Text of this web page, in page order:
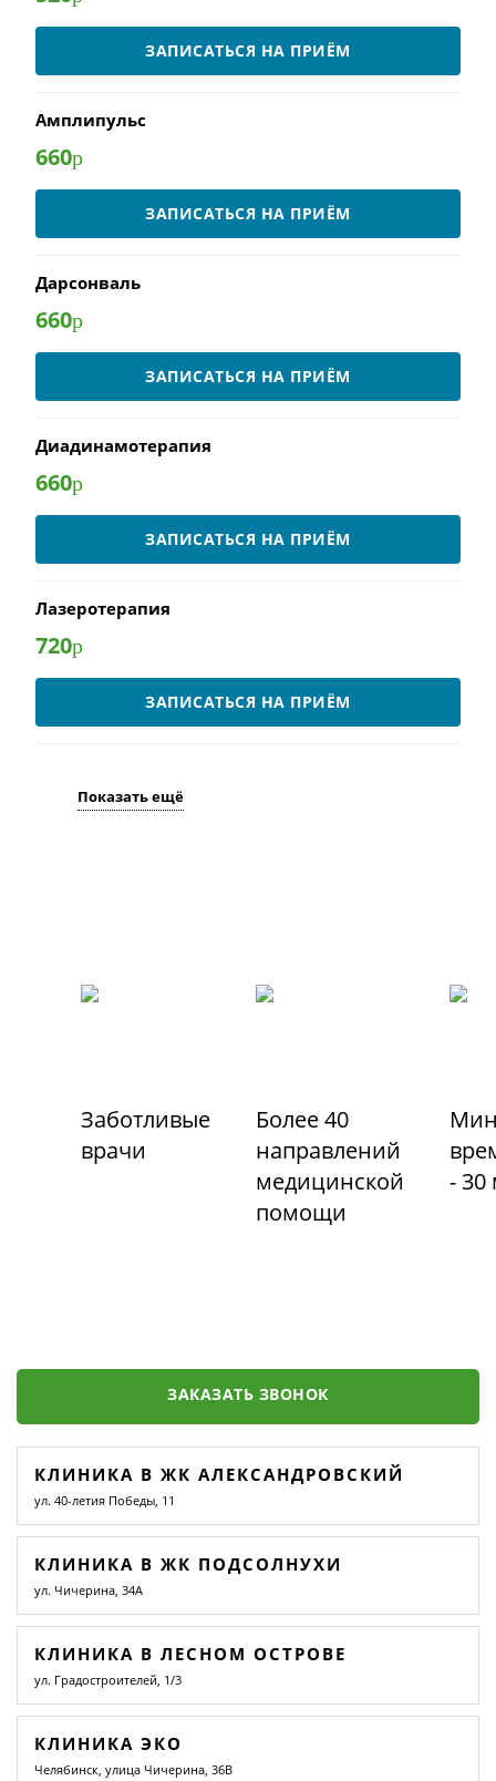
ЗАПИСАТЬСЯ НА ПРИЁМ
Амплипульс
660р
ЗАПИСАТЬСЯ НА ПРИЁМ
Дарсонваль
660р
ЗАПИСАТЬСЯ НА ПРИЁМ
Диадинамотерапия
660р
ЗАПИСАТЬСЯ НА ПРИЁМ
Лазеротерапия
720р
ЗАПИСАТЬСЯ НА ПРИЁМ
Показать ещё
Заботливые
врачи
Более 40
направлений
медицинской
помощи
- 30
ЗАКАЗАТЬ ЗВОНОК
КЛИНИКА В ЖК АЛЕКСАНДРОВСКИЙ
ул. 40-летия Победы, 11
КЛИНИКА В ЖК ПОДСОЛНУХИ
ул. Чичерина, 34А
КЛИНИКА В ЛЕСНОМ ОСТРОВЕ
ул. Градостроителей, 1/3
КЛИНИКА ЭКО
Челябинск, улица Чичерина, 36В